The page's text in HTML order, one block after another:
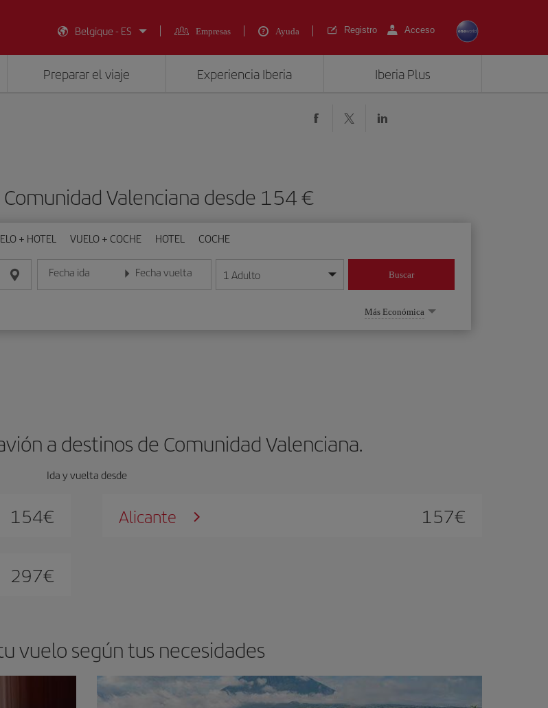
Belgique - ES
Empresas Ayuda Registro Acceso
Preparar el viaje Experiencia Iberia Iberia Plus
Valenciana desde 154 €
+ HOTEL VUELO + COCHE HOTEL COCHE
Fecha ida
Introduce la fecha en formato día/mes/año
Fecha vuelta
Introduce la fecha en formato día/mes/año
1 Adulto Buscar
Más Económica
a destinos de Comunidad Valenciana.
Ida y vuelta desde
154€ Alicante 157€
297€
vuelo según tus necesidades